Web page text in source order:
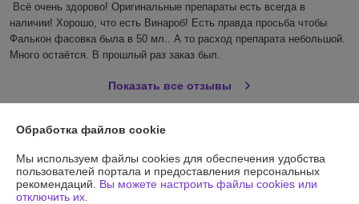
Всё очень здорово! Оригинальные препараты есть всегда в
наличии! Хорошо, что есть Винароб! Есть правда просьба чтобы
Фалькон фасовка была в 50 мл.. А то расход препарата небольшой.
Много остаётся. В прошлый раз заказ был.
Показать все отзывы
О нас
Контакты
Обработка файлов cookie
Мы используем файлы cookies для обеспечения удобства
пользователей портала и предоставления персональных
рекомендаций. Вы можете настроить файлы cookies или
отключить их.